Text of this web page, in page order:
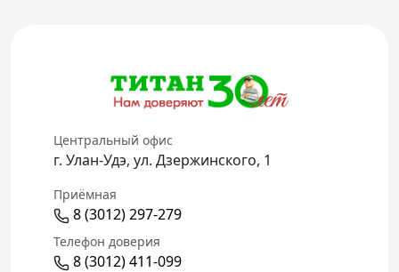
Центральный офис
г. Улан-Удэ, ул. Дзержинского, 1
Приёмная
8 (3012) 297-279
Телефон доверия
8 (3012) 411-099